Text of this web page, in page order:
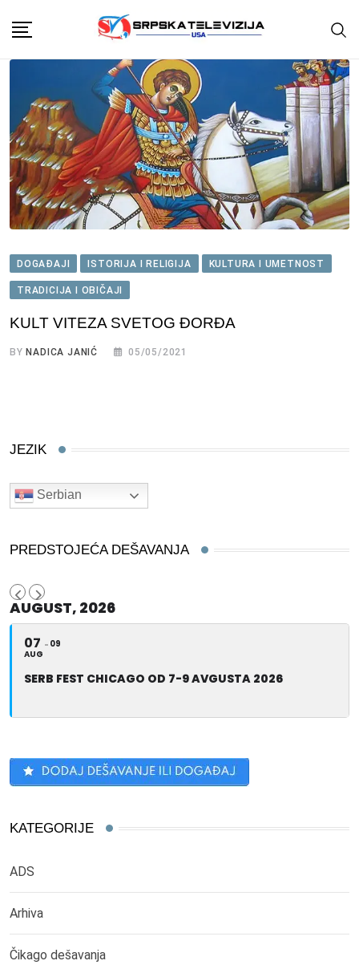
content
DOGAĐAJI ISTORIJA I RELIGIJA KULTURA I UMETNOST
TRADICIJA I OBIČAJI
KULT VITEZA SVETOG ĐORĐA
BY NADICA JANIĆ 05/05/2021
JEZIK
Serbian
PREDSTOJEĆA DEŠAVANJA
AUGUST, 2026
07
AUG
09
SERB FEST CHICAGO OD 7-9 AVGUSTA 2026
KATEGORIJE
ADS
Arhiva
Čikago dešavanja